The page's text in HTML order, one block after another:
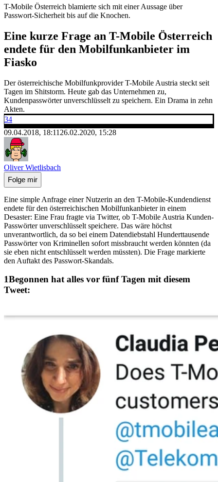
T-Mobile Österreich blamierte sich mit einer Aussage über
Passwort-Sicherheit bis auf die Knochen.
Eine kurze Frage an T-Mobile Österreich
endete für den Mobilfunkanbieter im
Fiasko
Der österreichische Mobilfunkprovider T-Mobile Austria steckt seit
Tagen im Shitstorm. Heute gab das Unternehmen zu,
Kundenpasswörter unverschlüsselt zu speichern. Ein Drama in zehn
Akten.
34
09.04.2018, 18:11 26.02.2020, 15:28
Oliver Wietlisbach
Folge mir
Eine simple Anfrage einer Nutzerin an den T-Mobile-Kundendienst
endete für den österreichischen Mobilfunkanbieter in einem
Desaster: Eine Frau fragte via Twitter, ob T-Mobile Austria Kunden-
Passwörter unverschlüsselt speichere. Das wäre höchst
unverantwortlich, da so bei einem Datendiebstahl Hunderttausende
Passwörter von Kriminellen sofort missbraucht werden könnten (da
sie eben nicht entschlüsselt werden müssten). Die Frage markierte
den Auftakt des Passwort-Skandals.
Begonnen hat alles vor fünf Tagen mit diesem
Tweet: